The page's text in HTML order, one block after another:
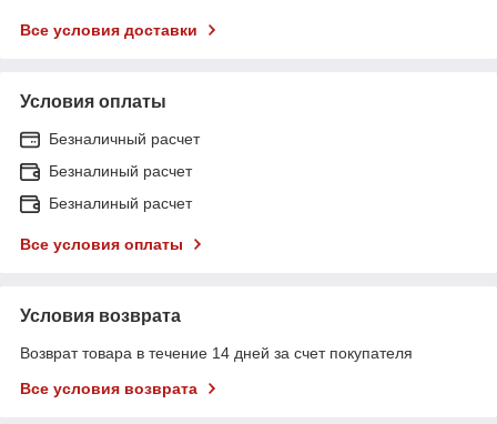
Все условия доставки
Условия оплаты
Безналичный расчет
Безналиный расчет
Безналиный расчет
Все условия оплаты
Условия возврата
Возврат товара в течение 14 дней за счет покупателя
Все условия возврата